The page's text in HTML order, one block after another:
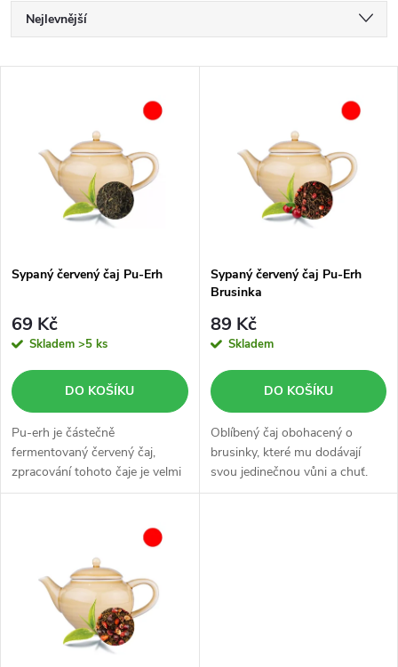
Ř
a
p
r
o
d
u
Nejlevnější
s
p
r
o
d
u
Sypaný červený čaj Pu-Erh
69 Kč
Skladem >5 ks
DO KOŠÍKU
Pu-erh je částečně
fermentovaný červený čaj,
zpracování tohoto čaje je velmi
složité a zdlouhavé.
Sypaný červený čaj Pu-Erh
Brusinka
89 Kč
Skladem
DO KOŠÍKU
Oblíbený čaj obohacený o
brusinky, které mu dodávají
svou jedinečnou vůni a chuť.